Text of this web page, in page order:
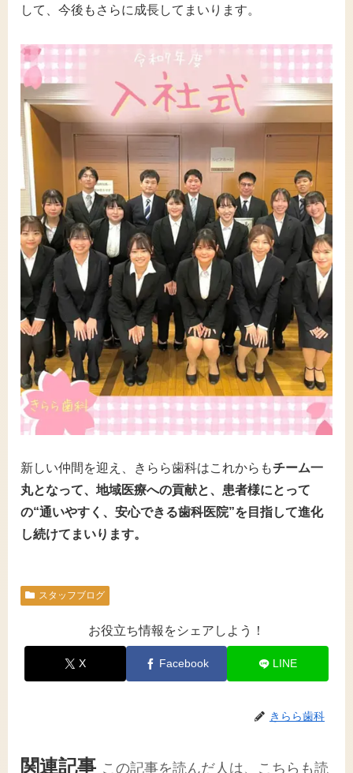
して、今後もさらに成長してまいります。
新しい仲間を迎え、きらら歯科はこれからもチーム一
丸となって、地域医療への貢献と、患者様にとって
の“通いやすく、安心できる歯科医院”を目指して進化
し続けてまいります。
スタッフブログ
お役立ち情報をシェアしよう！
X Facebook LINE
きらら歯科
関連記事 この記事を読んだ人は、こちらも読